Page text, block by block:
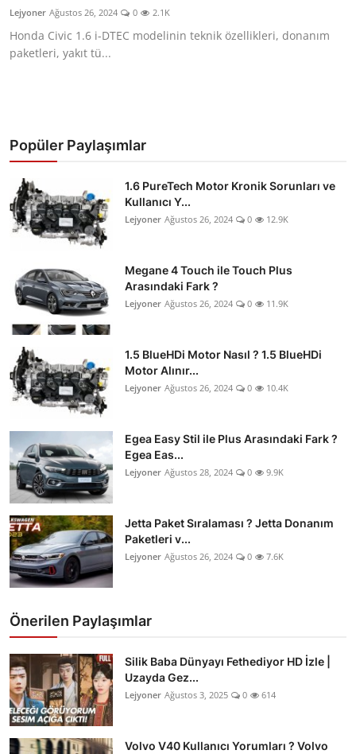
İkinci El & Ekspertiz
Muayene & Emisyon
Sigorta & Kasko
Yakıt, LPG & Elektrikli
Lejyoner Ağustos 26, 2024 0 2.1K
Honda Civic 1.6 i-DTEC modelinin teknik özellikleri, donanım
paketleri, yakıt tü...
Popüler Paylaşımlar
1.6 PureTech Motor Kronik Sorunları ve
Kullanıcı Y...
Lejyoner Ağustos 26, 2024 0 12.9K
Megane 4 Touch ile Touch Plus
Arasındaki Fark ?
Lejyoner Ağustos 26, 2024 0 11.9K
1.5 BlueHDi Motor Nasıl ? 1.5 BlueHDi
Motor Alınır...
Lejyoner Ağustos 26, 2024 0 10.4K
Egea Easy Stil ile Plus Arasındaki Fark ?
Egea Eas...
Lejyoner Ağustos 28, 2024 0 9.9K
Jetta Paket Sıralaması ? Jetta Donanım
Paketleri v...
Lejyoner Ağustos 26, 2024 0 7.6K
Önerilen Paylaşımlar
Silik Baba Dünyayı Fethediyor HD İzle |
Uzayda Gez...
Lejyoner Ağustos 3, 2025 0 614
Volvo V40 Kullanıcı Yorumları ? Volvo